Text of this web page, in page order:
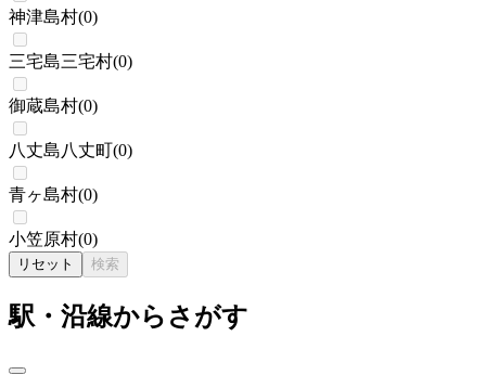
神津島村(0)
三宅島三宅村(0)
御蔵島村(0)
八丈島八丈町(0)
青ヶ島村(0)
小笠原村(0)
リセット 検索
駅・沿線からさがす